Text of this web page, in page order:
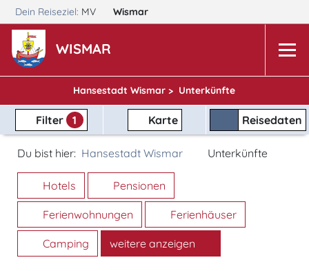
Dein Reiseziel: MV Wismar
WISMAR
Hansestadt Wismar > Unterkünfte
Filter 1 Karte Reisedaten
Du bist hier: Hansestadt Wismar Unterkünfte
Hotels Pensionen
Ferienwohnungen Ferienhäuser
Camping weitere anzeigen